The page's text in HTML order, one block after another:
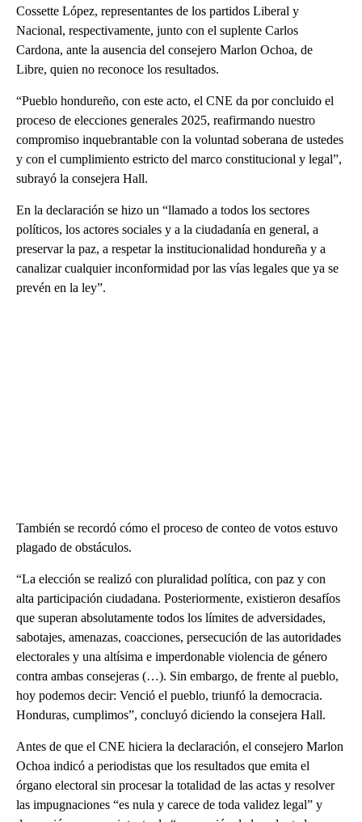
Cossette López, representantes de los partidos Liberal y
Nacional, respectivamente, junto con el suplente Carlos
Cardona, ante la ausencia del consejero Marlon Ochoa, de
Libre, quien no reconoce los resultados.
“Pueblo hondureño, con este acto, el CNE da por concluido el
proceso de elecciones generales 2025, reafirmando nuestro
compromiso inquebrantable con la voluntad soberana de ustedes
y con el cumplimiento estricto del marco constitucional y legal”,
subrayó la consejera Hall.
En la declaración se hizo un “llamado a todos los sectores
políticos, los actores sociales y a la ciudadanía en general, a
preservar la paz, a respetar la institucionalidad hondureña y a
canalizar cualquier inconformidad por las vías legales que ya se
prevén en la ley”.
También se recordó cómo el proceso de conteo de votos estuvo
plagado de obstáculos.
“La elección se realizó con pluralidad política, con paz y con
alta participación ciudadana. Posteriormente, existieron desafíos
que superan absolutamente todos los límites de adversidades,
sabotajes, amenazas, coacciones, persecución de las autoridades
electorales y una altísima e imperdonable violencia de género
contra ambas consejeras (…). Sin embargo, de frente al pueblo,
hoy podemos decir: Venció el pueblo, triunfó la democracia.
Honduras, cumplimos”, concluyó diciendo la consejera Hall.
Antes de que el CNE hiciera la declaración, el consejero Marlon
Ochoa indicó a periodistas que los resultados que emita el
órgano electoral sin procesar la totalidad de las actas y resolver
las impugnaciones “es nula y carece de toda validez legal” y